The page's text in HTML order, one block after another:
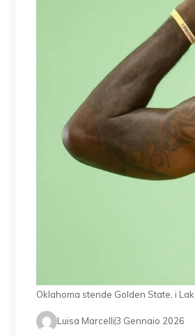
Oklahoma stende Golden State, i
Luisa Marcelli3 Gennaio 2026